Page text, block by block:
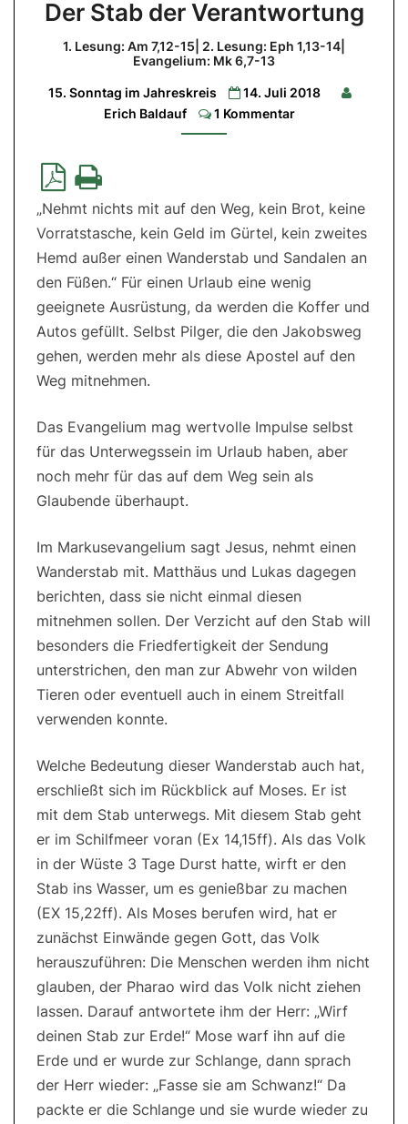
Stab
der
Verantwortung
1.
Am
14|
Evangelium:
Mk
13
Der Stab der Verantwortung
1. Lesung: Am 7,12-15| 2. Lesung: Eph 1,13-14|
Evangelium: Mk 6,7-13
15. Sonntag im Jahreskreis
14. Juli 2018
Erich Baldauf
Comments
1 Kommentar
„Nehmt nichts mit auf den Weg, kein Brot, keine
Vorratstasche, kein Geld im Gürtel, kein zweites
Hemd außer einen Wanderstab und Sandalen an
den Füßen.“ Für einen Urlaub eine wenig
geeignete Ausrüstung, da werden die Koffer und
Autos gefüllt. Selbst Pilger, die den Jakobsweg
gehen, werden mehr als diese Apostel auf den
Weg mitnehmen.
Das Evangelium mag wertvolle Impulse selbst
für das Unterwegssein im Urlaub haben, aber
noch mehr für das auf dem Weg sein als
Glaubende überhaupt.
Im Markusevangelium sagt Jesus, nehmt einen
Wanderstab mit. Matthäus und Lukas dagegen
berichten, dass sie nicht einmal diesen
mitnehmen sollen. Der Verzicht auf den Stab will
besonders die Friedfertigkeit der Sendung
unterstrichen, den man zur Abwehr von wilden
Tieren oder eventuell auch in einem Streitfall
verwenden konnte.
Welche Bedeutung dieser Wanderstab auch hat,
erschließt sich im Rückblick auf Moses. Er ist
mit dem Stab unterwegs. Mit diesem Stab geht
er im Schilfmeer voran (Ex 14,15ff). Als das Volk
in der Wüste 3 Tage Durst hatte, wirft er den
Stab ins Wasser, um es genießbar zu machen
(EX 15,22ff). Als Moses berufen wird, hat er
zunächst Einwände gegen Gott, das Volk
herauszuführen: Die Menschen werden ihm nicht
glauben, der Pharao wird das Volk nicht ziehen
lassen. Darauf antwortete ihm der Herr: „Wirf
deinen Stab zur Erde!“ Mose warf ihn auf die
Erde und er wurde zur Schlange, dann sprach
der Herr wieder: „Fasse sie am Schwanz!“ Da
packte er die Schlange und sie wurde wieder zu